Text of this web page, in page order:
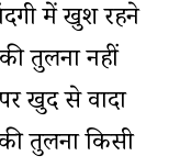
में खुश रहने
तुलना नहीं
खुद से वादा
तुलना किसी